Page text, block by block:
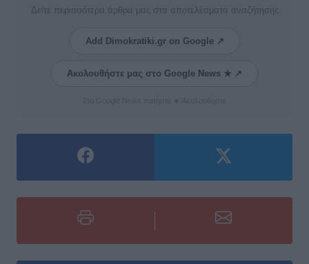
Δείτε περισσότερα άρθρα μας στα αποτελέσματα αναζήτησης
Add Dimokratiki.gr on Google ↗
Ακολουθήστε μας στο Google News ★ ↗